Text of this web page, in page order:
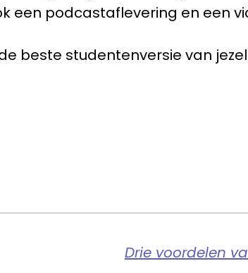
een podcastaflevering en een
beste studentenversie van
Drie voordelen